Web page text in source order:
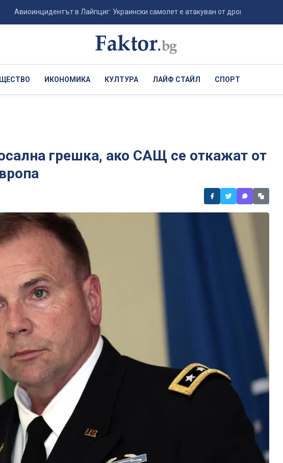
в Лайпциг: Украински самолет е атакуван от дрон-камикадзе - детон...
ИКОНОМИКА КУЛТУРА ЛАЙФ СТАЙЛ СПОРТ
грешка, ако САЩ се откажат от